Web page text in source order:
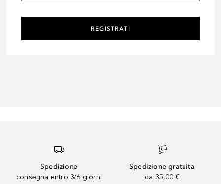
REGISTRATI
Spedizione
consegna entro 3/6 giorni
Spedizione gratuita
da 35,00 €